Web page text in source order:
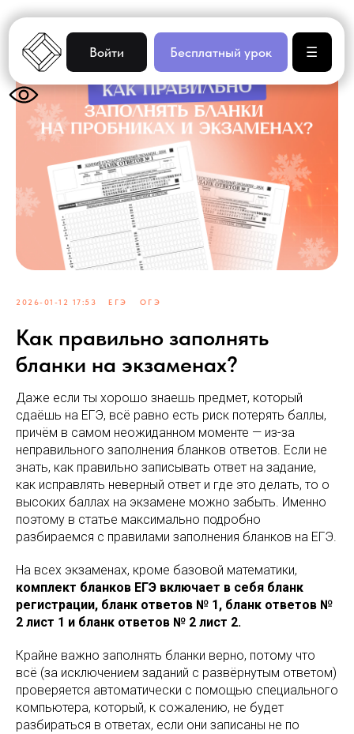
Бесплатный урок
Войти
2026-01-12 17:53 ЕГЭ ОГЭ
Как правильно заполнять
бланки на экзаменах?
Даже если ты хорошо знаешь предмет, который
сдаёшь на ЕГЭ, всё равно есть риск потерять баллы,
причём в самом неожиданном моменте — из-за
неправильного заполнения бланков ответов. Если не
знать, как правильно записывать ответ на задание,
как исправлять неверный ответ и где это делать, то о
высоких баллах на экзамене можно забыть. Именно
поэтому в статье максимально подробно
разбираемся с правилами заполнения бланков на ЕГЭ.
На всех экзаменах, кроме базовой математики,
комплект бланков ЕГЭ включает в себя бланк
регистрации, бланк ответов № 1, бланк ответов №
2 лист 1 и бланк ответов № 2 лист 2.
Крайне важно заполнять бланки верно, потому что
всё (за исключением заданий с развёрнутым ответом)
проверяется автоматически с помощью специального
компьютера, который, к сожалению, не будет
разбираться в ответах, если они записаны не по